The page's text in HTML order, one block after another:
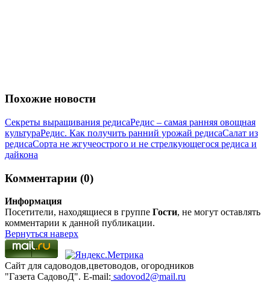
Похожие новости
Секреты выращивания редисаРедис – самая ранняя овощная
культураРедис. Как получить ранний урожай редисаСалат из
редисаCорта не жгуче­острого и не стрелкующегося редиса и
дайкона
Комментарии (0)
Информация
Посетители, находящиеся в группе Гости, не могут оставлять
комментарии к данной публикации.
Вернуться наверх
Сайт для садоводов,цветоводов, огородников
"Газета СадовоД". E-mail: sadovod2@mail.ru